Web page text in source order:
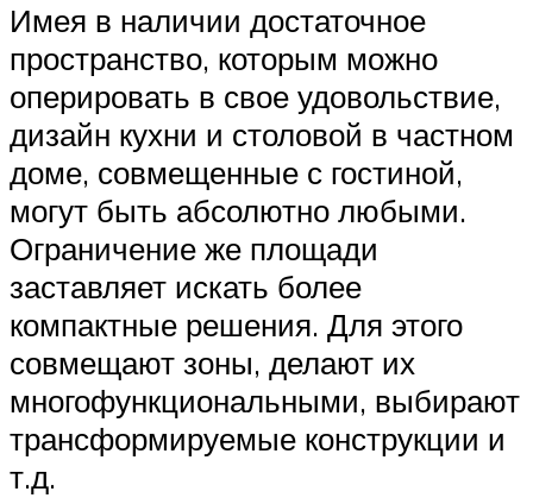
Имея в наличии достаточное
пространство, которым можно
оперировать в свое удовольствие,
дизайн кухни и столовой в частном
доме, совмещенные с гостиной,
могут быть абсолютно любыми.
Ограничение же площади
заставляет искать более
компактные решения. Для этого
совмещают зоны, делают их
многофункциональными, выбирают
трансформируемые конструкции и
т.д.